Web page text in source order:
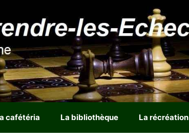
cafétéria La bibliothèque La récréation